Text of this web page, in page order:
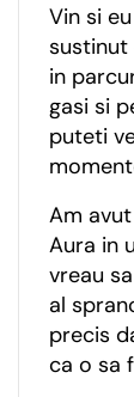
Vin si
sustinut
in
gasi si
puteti
Am
Aura in
vreau
al
precis
ca o sa